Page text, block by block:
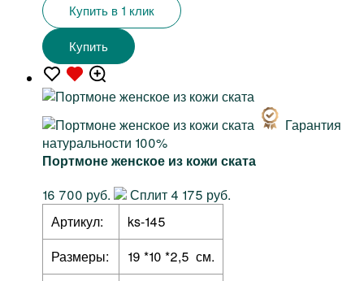
Купить в 1 клик
Купить
Гарантия
натуральности 100%
Портмоне женское из кожи ската
16 700 руб.
Сплит 4 175 руб.
Артикул:
ks-145
Размеры:
19 *10 *2,5 см.